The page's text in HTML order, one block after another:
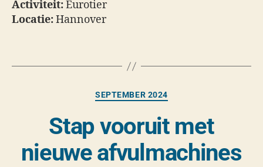
Activiteit:Eurotier
Locatie:Hannover
SEPTEMBER 2024
Stap vooruit met
nieuwe afvulmachines